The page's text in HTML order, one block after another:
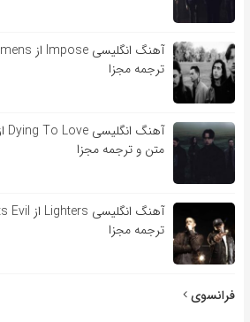
ترجمه مجزا
متن و ترجمه مجزا
ترجمه مجزا
فرانسوی